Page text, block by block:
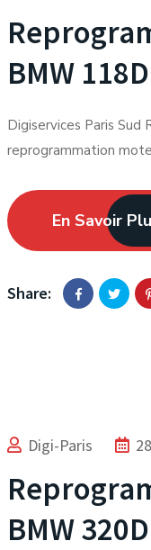
BMW
Digiservices Paris
reprogrammation
En Savoir
Share:
Digi-Paris
BMW